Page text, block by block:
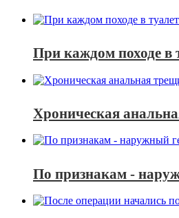
При каждом походе в
Хроническая
По признакам -